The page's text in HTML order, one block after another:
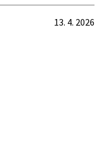
13. 4. 2026